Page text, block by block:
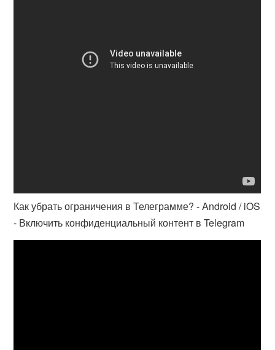
Как убрать ограничения в Телеграмме? - Android / iOS
- Включить конфиденциальный контент в Telegram